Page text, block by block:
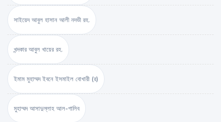
সাইয়েদ আবুল হাসান আলী নদভী রহ.
খন্দকার আবুল খায়ের রহ.
ইমাম মুহাম্মদ ইবনে ইসমাইল বোখারী (র)
মুহাম্মদ আসাদুল্লাহ আল-গালিব